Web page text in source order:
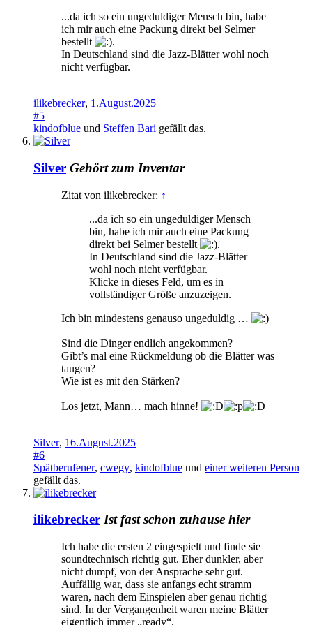
...da ich so ein ungeduldiger Mensch bin, habe
ich mir auch eine Packung direkt bei Selmer
bestellt
.
In Deutschland sind die Jazz-Blätter wohl noch
nicht verfügbar.
ilikebrecker, 1.August.2025
#5
kindofblue und Steffen Bari gefällt das.
Silver Gehört zum Inventar
Zitat von ilikebrecker: ↑
...da ich so ein ungeduldiger Mensch
bin, habe ich mir auch eine Packung
direkt bei Selmer bestellt
.
In Deutschland sind die Jazz-Blätter
wohl noch nicht verfügbar.
Klicke in dieses Feld, um es in
vollständiger Größe anzuzeigen.
Ich bin mindestens genauso ungeduldig …
Sind die Dinger endlich angekommen?
Gibt’s mal eine Rückmeldung ob die Blätter was
taugen?
Wie ist es mit den Stärken?
Los jetzt, Mann… mach hinne!
Silver, 16.August.2025
#6
Spätberufener, cwegy, kindofblue und einer weiteren Person
gefällt das.
ilikebrecker Ist fast schon zuhause hier
Ich habe die ersten 2 eingespielt und finde sie
soundtechnisch richtig gut. Eher dunkler, aber
nicht dumpf, von der Ansprache sehr gut.
Auffällig war, dass sie anfangs echt stramm
waren, nach dem Einspielen aber genau richtig
sind. In der Vergangenheit waren meine Blätter
eigentlich immer „ready“.